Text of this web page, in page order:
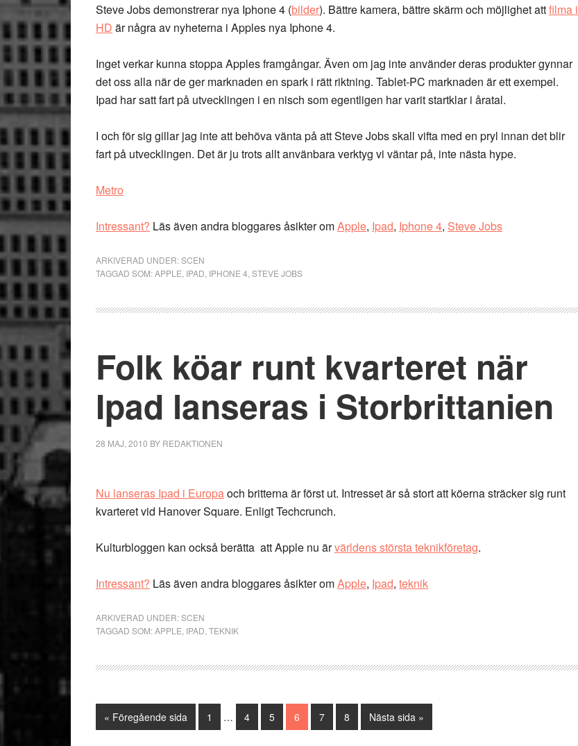
Steve Jobs demonstrerar nya Iphone 4 (bilder). Bättre kamera, bättre skärm och möjlighet attfilma i
HD är några av nyheterna i Apples nya Iphone 4.
Inget verkar kunna stoppa Apples framgångar. Även om jag inte använder deras produkter gynnar
det oss alla när de ger marknaden en spark i rätt riktning. Tablet-PC marknaden är ett exempel.
Ipad har satt fart på utvecklingen i en nisch som egentligen har varit startklar i åratal.
I och för sig gillar jag inte att behöva vänta på att Steve Jobs skall vifta med en pryl innan det blir
fart på utvecklingen. Det är ju trots allt använbara verktyg vi väntar på, inte nästa hype.
Metro
Intressant? Läs även andra bloggares åsikter omApple, Ipad, Iphone 4, Steve Jobs
ARKIVERAD UNDER:SCEN
TAGGAD SOM:APPLE IPAD IPHONE 4 STEVE JOBS
Folk köar runt kvarteret när
Ipad lanseras i Storbrittanien
28 MAJ, 2010 BY REDAKTIONEN
Nu lanseras Ipad i Europaoch britterna är först ut. Intresset är så stort att köerna sträcker sig runt
kvarteret vid Hanover Square. Enligt Techcrunch.
Kulturbloggen kan också berätta att Apple nu ärvärldens största teknikföretag.
Intressant? Läs även andra bloggares åsikter omApple, Ipad, teknik
ARKIVERAD UNDER:SCEN
TAGGAD SOM:APPLE IPAD TEKNIK
« Go
to
Föregående sida Sida
1
Interimistiska
… Sida
4 Sida
5 Sida
6 Sida
7 Sida
8
Go
to
Nästa sida »